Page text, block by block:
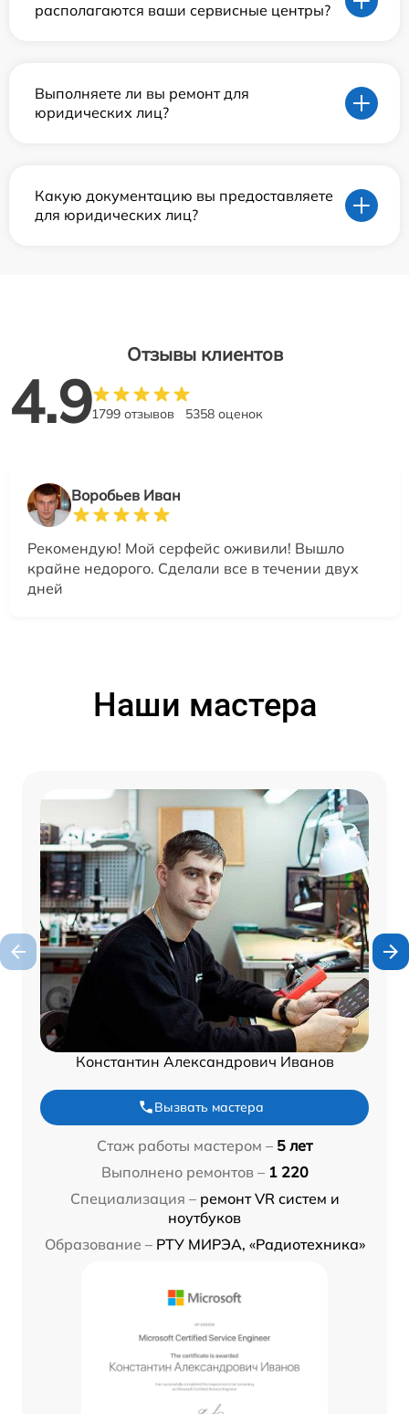
располагаются ваши сервисные центры?
Выполняете ли вы ремонт для
юридических лиц?
Какую документацию вы предоставляете
для юридических лиц?
Отзывы клиентов
4.91799 отзывов 5358 оценок
Воробьев Иван
Рекомендую! Мой серфейс оживили! Вышло
крайне недорого. Сделали все в течении двух
дней
Наши мастера
Константин Александрович Иванов
Вызвать мастера
Стаж работы мастером – 5 лет
Выполнено ремонтов – 1 220
Специализация – ремонт VR систем и
ноутбуков
Образование – РТУ МИРЭА, «Радиотехника»